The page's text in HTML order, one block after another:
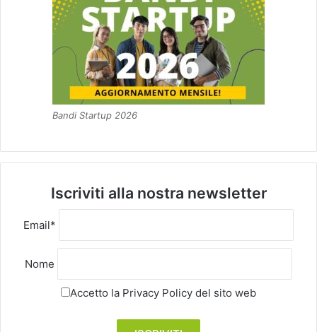
Bandi Startup 2026
Iscriviti alla nostra newsletter
Email*
Nome
Accetto la Privacy Policy del sito web